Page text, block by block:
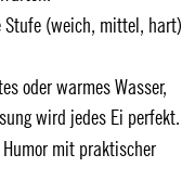
(weich, mittel, hart)
oder warmes Wasser,
wird jedes Ei perfekt.
mit praktischer